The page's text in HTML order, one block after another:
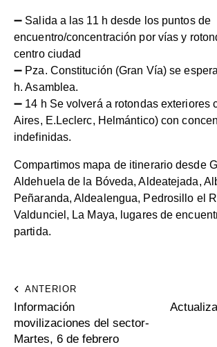
➖ Salida a las 11 h desde los puntos de
encuentro/concentración por vías y
centro ciudad
➖ Pza. Constitución (Gran Vía) se
h. Asamblea.
➖ 14 h Se volverá a rotondas exteriores
Aires, E.Leclerc, Helmántico) con
indefinidas.
Compartimos mapa de itinerario desde
Aldehuela de la Bóveda, Aldeatejada,
Peñaranda, Aldealengua, Pedrosillo el
Valdunciel, La Maya, lugares de
partida.
ANTERIOR
Información
movilizaciones del sector-
Martes, 6 de febrero